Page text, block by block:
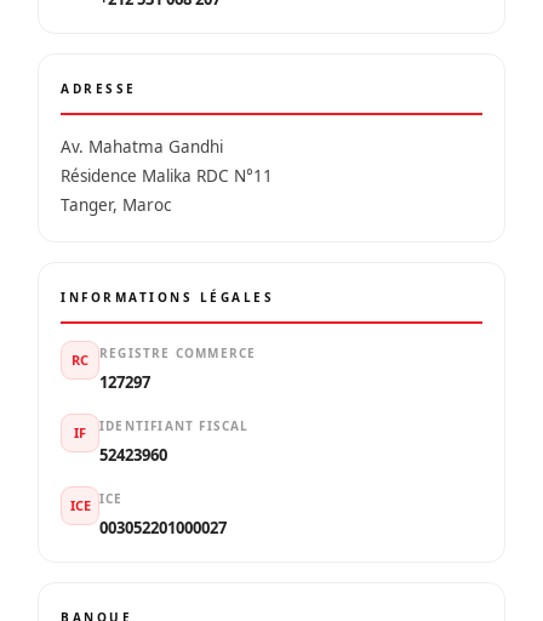
Av. Mahatma Gandhi
Résidence Malika RDC N°11
Tanger, Maroc
INFORMATIONS LÉGALES
RC
127297
IF
52423960
ICE
003052201000027